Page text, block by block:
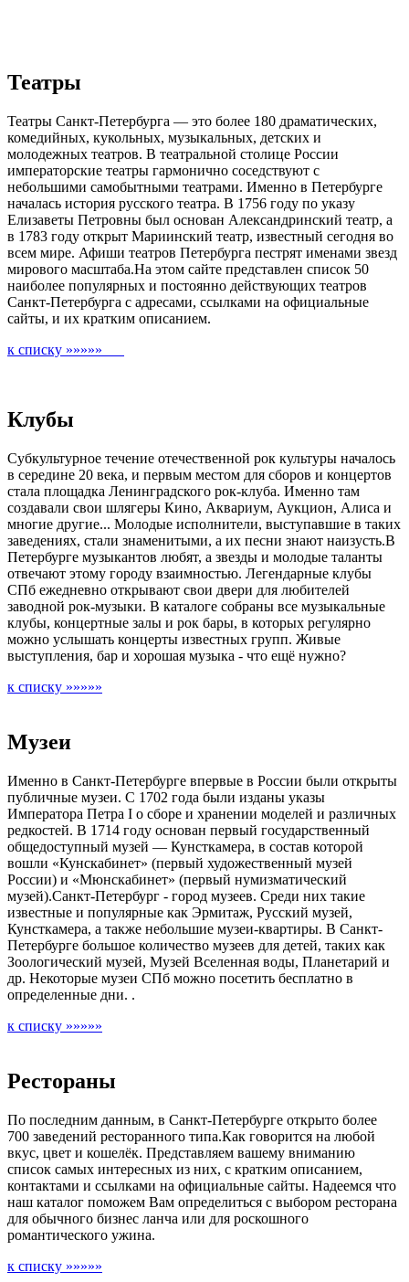
Театры
Театры Санкт-Петербурга — это более 180 драматических,
комедийных, кукольных, музыкальных, детских и
молодежных театров. В театральной столице России
императорские театры гармонично соседствуют с
небольшими самобытными театрами. Именно в Петербурге
началась история русского театра. В 1756 году по указу
Елизаветы Петровны был основан Александринский театр, а
в 1783 году открыт Мариинский театр, известный сегодня во
всем мире. Афиши театров Петербурга пестрят именами звезд
мирового масштаба.На этом сайте представлен список 50
наиболее популярных и постоянно действующих театров
Санкт-Петербурга с адресами, ссылками на официальные
сайты, и их кратким описанием.
к списку »»»»»
Клубы
Субкультурное течение отечественной рок культуры началось
в середине 20 века, и первым местом для сборов и концертов
стала площадка Ленинградского рок-клуба. Именно там
создавали свои шлягеры Кино, Аквариум, Аукцион, Алиса и
многие другие... Молодые исполнители, выступавшие в таких
заведениях, стали знаменитыми, а их песни знают наизусть.В
Петербурге музыкантов любят, а звезды и молодые таланты
отвечают этому городу взаимностью. Легендарные клубы
СПб ежедневно открывают свои двери для любителей
заводной рок-музыки. В каталоге собраны все музыкальные
клубы, концертные залы и рок бары, в которых регулярно
можно услышать концерты известных групп. Живые
выступления, бар и хорошая музыка - что ещё нужно?
к списку »»»»»
Музеи
Именно в Санкт-Петербурге впервые в России были открыты
публичные музеи. С 1702 года были изданы указы
Императора Петра Ι о сборе и хранении моделей и различных
редкостей. В 1714 году основан первый государственный
общедоступный музей — Кунсткамера, в состав которой
вошли «Кунскабинет» (первый художественный музей
России) и «Мюнскабинет» (первый нумизматический
музей).Санкт-Петербург - город музеев. Среди них такие
известные и популярные как Эрмитаж, Русский музей,
Кунсткамера, а также небольшие музеи-квартиры. В Санкт-
Петербурге большое количество музеев для детей, таких как
Зоологический музей, Музей Вселенная воды, Планетарий и
др. Некоторые музеи СПб можно посетить бесплатно в
определенные дни. .
к списку »»»»»
Рестораны
По последним данным, в Санкт-Петербурге открыто более
700 заведений ресторанного типа.Как говорится на любой
вкус, цвет и кошелёк. Представляем вашему вниманию
список самых интересных из них, с кратким описанием,
контактами и ссылками на официальные сайты. Надеемся что
наш каталог поможем Вам определиться с выбором ресторана
для обычного бизнес ланча или для роскошного
романтического ужина.
к списку »»»»»